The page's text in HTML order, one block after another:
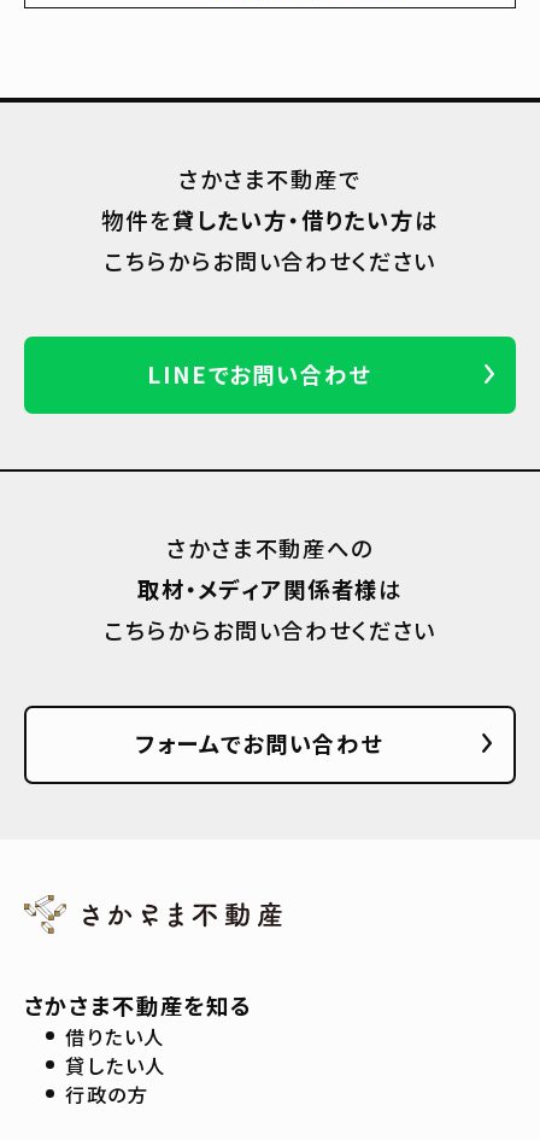
さかさま不動産で
物件を貸したい方・借りたい方は
こちらからお問い合わせください
LINEでお問い合わせ
さかさま不動産への
取材・メディア関係者様は
こちらからお問い合わせください
フォームでお問い合わせ
さかさま不動産を知る
借りたい人
貸したい人
行政の方